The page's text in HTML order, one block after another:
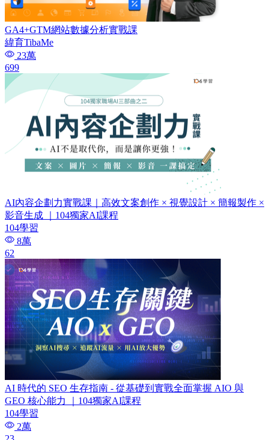
GA4+GTM網站數據分析實戰課
緯育TibaMe
23萬
699
AI內容企劃力實戰課｜高效文案創作 × 視覺設計 × 簡報製作 ×
影音生成 ｜104獨家AI課程
104學習
8萬
62
AI 時代的 SEO 生存指南 - 從基礎到實戰全面掌握 AIO 與
GEO 核心能力 ｜104獨家AI課程
104學習
2萬